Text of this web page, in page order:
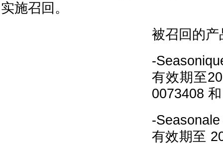
实施召回。
被召回的
-
有效期至
0073408
-
有效期至